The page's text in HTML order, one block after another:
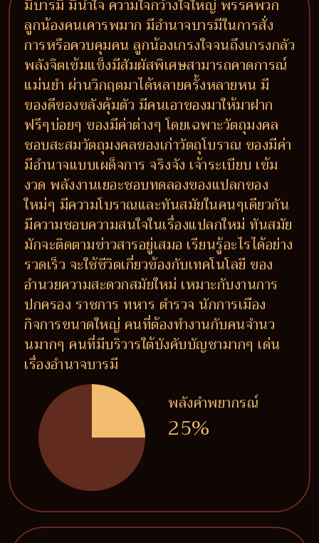
มีบารมี มีน้ำใจ ความใจกว้างใจใหญ่ พรรคพวก
ลูกน้องคนเคารพมาก มีอำนาจบารมีในการสั่ง
การหรือควบคุมคน ลูกน้องเกรงใจจนถึงเกรงกลัว
พลังจิตเข้มแข็งมีสัมผัสพิเศษสามารถคาดการณ์
แม่นยำ ผ่านวิกฤตมาได้หลายครั้งหลายหน มี
ของดีของขลังคุ้มตัว มีคนเอาของมาให้มาฝาก
ฟรีๆบ่อยๆ ของมีค่าต่างๆ โดยเฉพาะวัตถุมงคล
ชอบสะสมวัตถุมงคลของเก่าวัตถุโบราณ ของมีค่า
มีอำนาจแบบเผด็จการ จริงจัง เจ้าระเบียบ เข้ม
งวด พลังงานเยอะชอบทดลองของแปลกของ
ใหม่ๆ มีความโบราณและทันสมัยในคนๆเดียวกัน
มีความชอบความสนใจในเรื่องแปลกใหม่ ทันสมัย
มักจะติดตามข่าวสารอยู่เสมอ เรียนรู้อะไรได้อย่าง
รวดเร็ว จะใช้ชีวิตเกี่ยวข้องกับเทคโนโลยี ของ
อำนวยความสะดวกสมัยใหม่ เหมาะกับงานการ
ปกครอง ราชการ ทหาร ตำรวจ นักการเมือง
กิจการขนาดใหญ่ คนที่ต้องทำงานกับคนจำนว
นมากๆ คนที่มีบริวารใต้บังคับบัญชามากๆ เด่น
เรื่องอำนาจบารมี
พลังคำพยากรณ์
25%